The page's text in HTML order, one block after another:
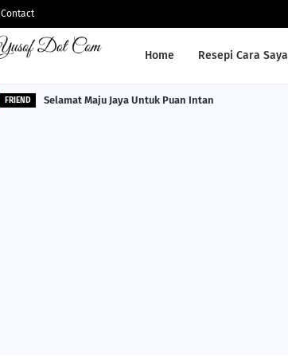
Contact
Home Resepi Cara Saya
FRIEND Selamat Maju Jaya Untuk Puan Intan